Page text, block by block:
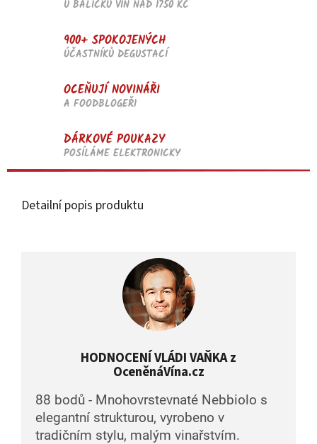
U BALÍČKŮ VÍN NAD 1750 KČ
900+ SPOKOJENÝCH
ÚČASTNÍKŮ DEGUSTACÍ
OCEŇUJÍ NOVINÁŘI
A FOODBLOGEŘI
DÁRKOVÉ POUKAZY
POSÍLÁME ELEKTRONICKY
Detailní popis produktu
HODNOCENÍ VLÁDI VAŇKA z
OceněnáVína.cz
88 bodů - Mnohovrstevnaté Nebbiolo s
elegantní strukturou, vyrobeno v
tradičním stylu, malým vinařstvím.